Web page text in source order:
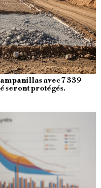
avec 7 339
seront protégés.